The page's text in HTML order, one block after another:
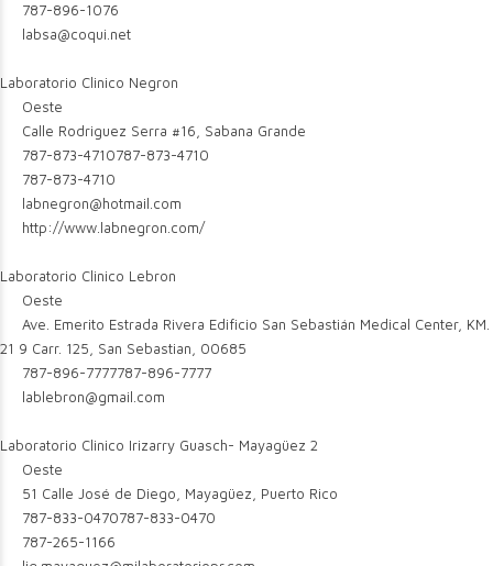
787-896-1076
labsa@coqui.net
Laboratorio Clinico Negron
Oeste
Calle Rodriguez Serra #16, Sabana Grande
787-873-4710787-873-4710
787-873-4710
labnegron@hotmail.com
http://www.labnegron.com/
Laboratorio Clinico Lebron
Oeste
Ave. Emerito Estrada Rivera Edificio San Sebastián Medical Center, KM.
21 9 Carr. 125, San Sebastian, 00685
787-896-7777787-896-7777
lablebron@gmail.com
Laboratorio Clinico Irizarry Guasch- Mayagüez 2
Oeste
51 Calle José de Diego, Mayagüez, Puerto Rico
787-833-0470787-833-0470
787-265-1166